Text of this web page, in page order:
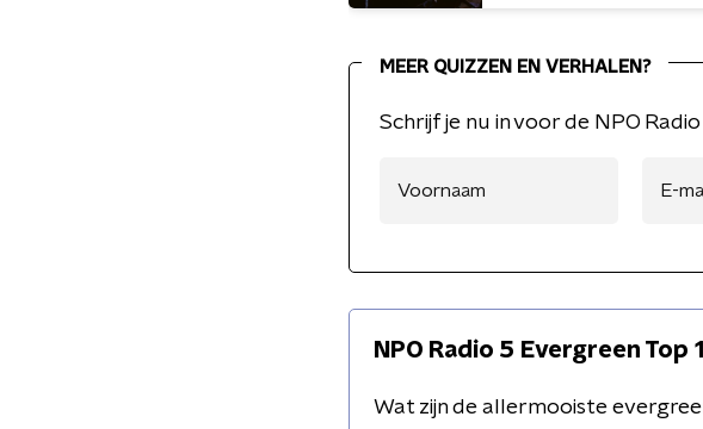
MEER QUIZZEN EN VERHALEN?
Schrijf je nu in voor de NPO
NPO Radio 5 Evergreen Top
Wat zijn de allermooiste